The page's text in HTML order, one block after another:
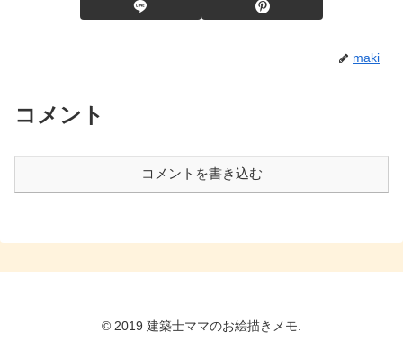
maki
コメント
コメントを書き込む
© 2019 建築士ママのお絵描きメモ.